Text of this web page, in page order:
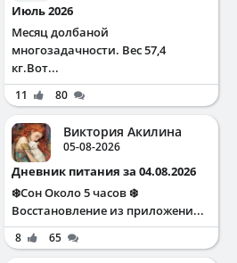
Июль 2026
Месяц долбаной
многозадачности. Вес 57,4
кг.Вот...
11 80
Виктория Акилина
05-08-2026
Дневник питания за 04.08.2026
❄️Сон Около 5 часов ❄️
Восстановление из приложени...
8 65